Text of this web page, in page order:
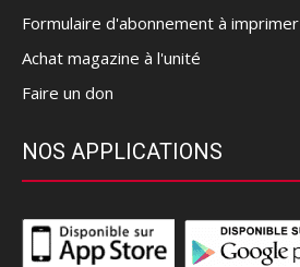
Formulaire d'abonnement à imprimer
Achat magazine à l'unité
Faire un don
NOS APPLICATIONS